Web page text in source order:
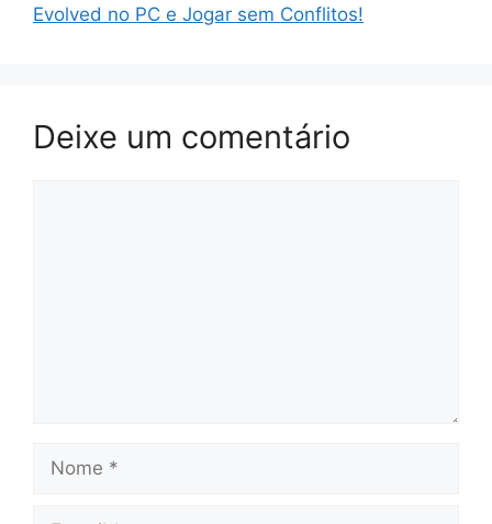
Evolved no PC e Jogar sem Conflitos!
Deixe um comentário